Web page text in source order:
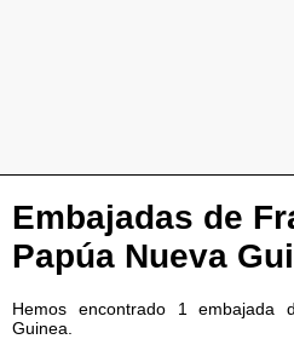
Embajadas de
Papúa Nueva
Hemos encontrado 1 embajada
Guinea.